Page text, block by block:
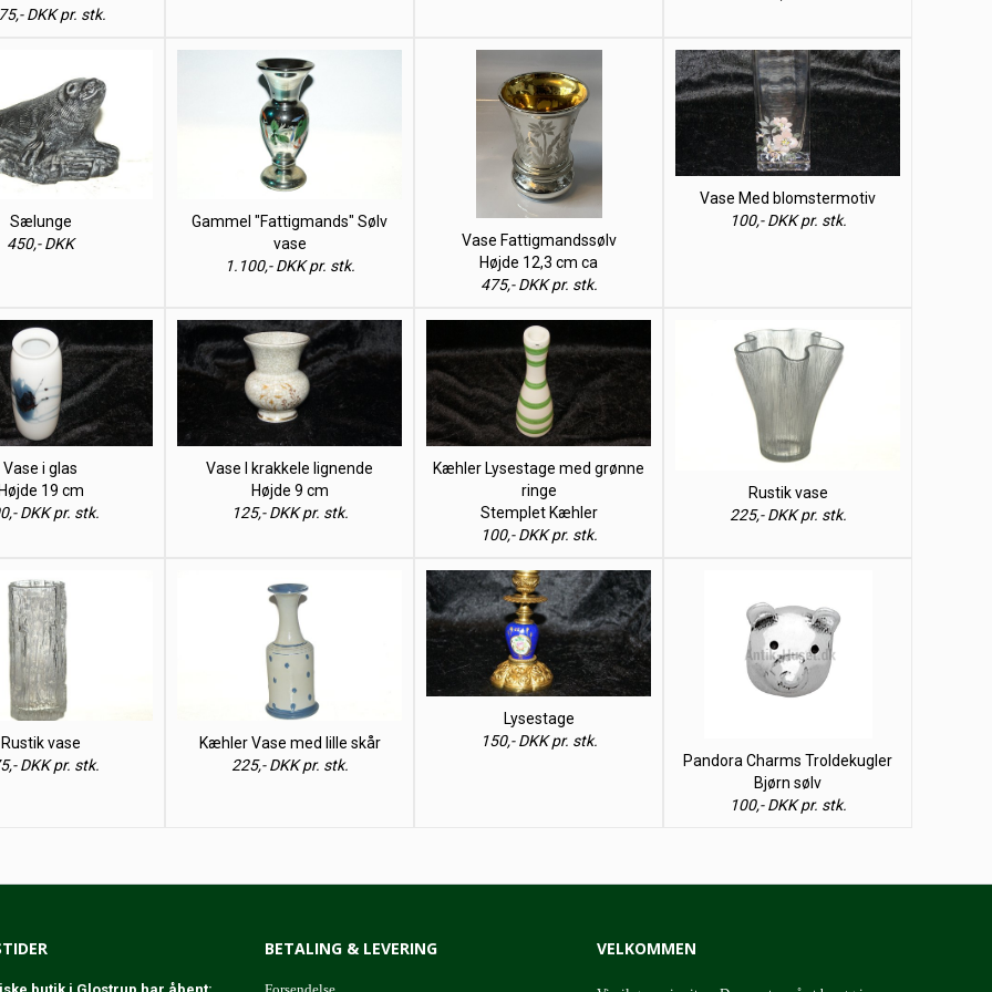
DKK pr. stk.
Sælunge
450,- DKK
Gammel "Fattigmands" Sølv
vase
1.100,- DKK pr. stk.
Vase Fattigmandssølv
Højde 12,3 cm ca
475,- DKK pr. stk.
Vase Med blomstermotiv
100,- DKK pr. stk.
Vase i glas
19 cm
DKK pr. stk.
Vase I krakkele lignende
Højde 9 cm
125,- DKK pr. stk.
Kæhler Lysestage med grønne
ringe
Stemplet Kæhler
100,- DKK pr. stk.
Rustik vase
225,- DKK pr. stk.
Rustik vase
DKK pr. stk.
Kæhler Vase med lille skår
225,- DKK pr. stk.
Lysestage
150,- DKK pr. stk.
Pandora Charms Troldekugler
Bjørn sølv
100,- DKK pr. stk.
BETALING & LEVERING VELKOMMEN